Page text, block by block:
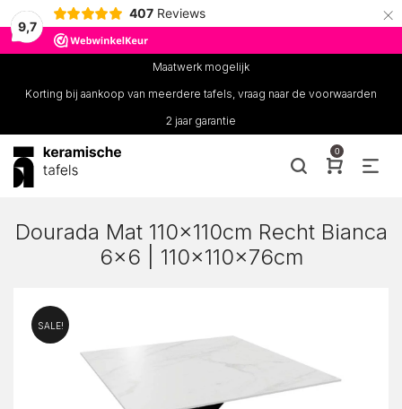
9,7
407 Reviews ×
Maatwerk mogelijk
Korting bij aankoop van meerdere tafels, vraag naar de voorwaarden
2 jaar garantie
0
Dourada Mat 110x110cm Recht Bianca
6×6 | 110x110x76cm
SALE!